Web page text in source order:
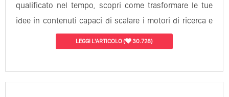
qualificato nel tempo, scopri come trasformare le tue
idee in contenuti capaci di scalare i motori di ricerca e
conquistare i lettori…
LEGGI L'ARTICOLO( 30.728)